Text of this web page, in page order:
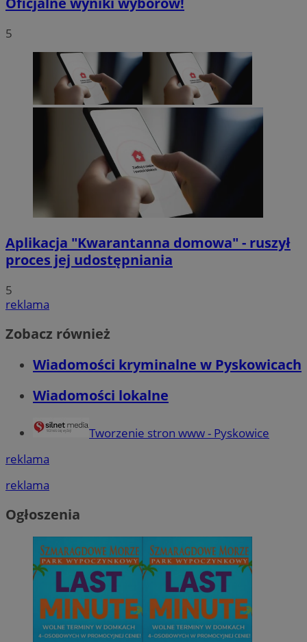
5
Aplikacja "Kwarantanna domowa" - ruszył
proces jej udostępniania
5
reklama
Zobacz również
Wiadomości kryminalne w Pyskowicach
Wiadomości lokalne
Tworzenie stron www - Pyskowice
reklama
reklama
Ogłoszenia